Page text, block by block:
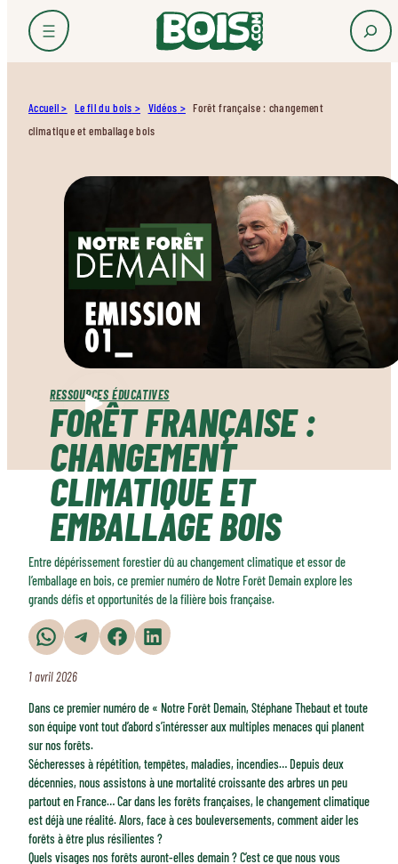
Accueil Le fil du bois Vidéos
Forêt française : changement
climatique et emballage bois
RESSOURCES ÉDUCATIVES
FORÊT FRANÇAISE :
CHANGEMENT
CLIMATIQUE ET
EMBALLAGE BOIS
Entre dépérissement forestier dû au changement climatique et essor de
l’emballage en bois, ce premier numéro de Notre Forêt Demain explore les
grands défis et opportunités de la filière bois française.
Partager sur WhatsApp Partager sur Telegram Partager sur Facebook Partager sur LinkedIn
1 avril 2026
Dans ce premier numéro de « Notre Forêt Demain, Stéphane Thebaut et toute
son équipe vont tout d’abord s’intéresser aux multiples menaces qui planent
sur nos forêts.
Sécheresses à répétition, tempêtes, maladies, incendies… Depuis deux
décennies, nous assistons à une mortalité croissante des arbres un peu
partout en France… Car dans les forêts françaises, le changement climatique
est déjà une réalité. Alors, face à ces bouleversements, comment aider les
forêts à être plus résilientes ?
Quels visages nos forêts auront-elles demain ? C’est ce que nous vous